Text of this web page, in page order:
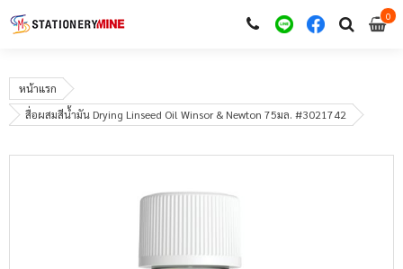
00
หน้าแรก
สื่อผสมสีน้ำมัน Drying Linseed Oil Winsor & Newton 75มล. #3021742